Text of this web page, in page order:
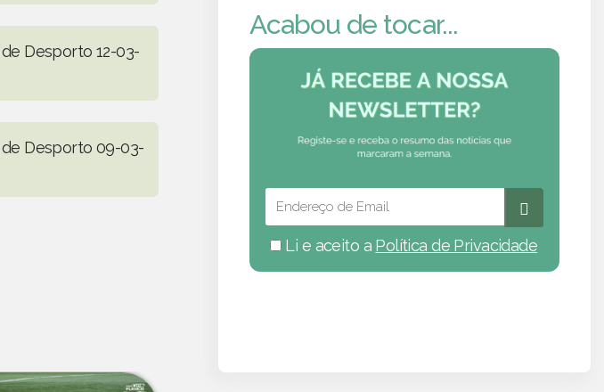
Desporto 12-03-
Desporto 09-03-
Acabou de tocar...
Li e aceito a Política de Privacidade